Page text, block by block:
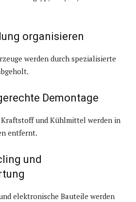
organisieren
werden durch spezialisierte
Demontage
und Kühlmittel werden in
entfernt.
und
elektronische Bauteile werden